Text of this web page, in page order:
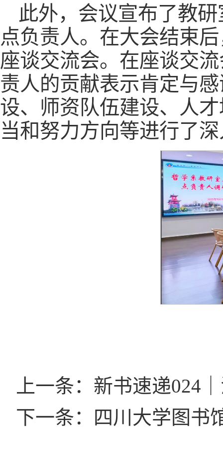
此外，会议宣布了教
点负责人。在大会结束
座谈交流会。在座谈交
责人的贡献表示肯定与
设、师资队伍建设、人
当和努力方向等进行了
上一条：新书速递024
下一条：四川大学图书